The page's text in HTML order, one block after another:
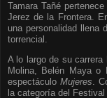
Tamara Tañé
Jerez de la Frontera.
una personalidad llena
torrencial.
A lo largo de su carrera
Molina, Belén Maya o
espectáculoMujeres.
la categoría del